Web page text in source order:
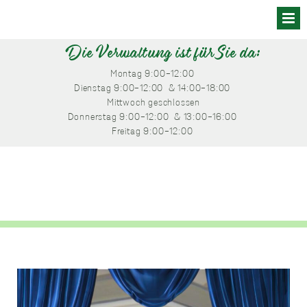
Die Verwaltung ist für Sie da:
Montag 9:00-12:00
Dienstag 9:00-12:00 & 14:00-18:00
Mittwoch geschlossen
Donnerstag 9:00-12:00 & 13:00-16:00
Freitag 9:00-12:00